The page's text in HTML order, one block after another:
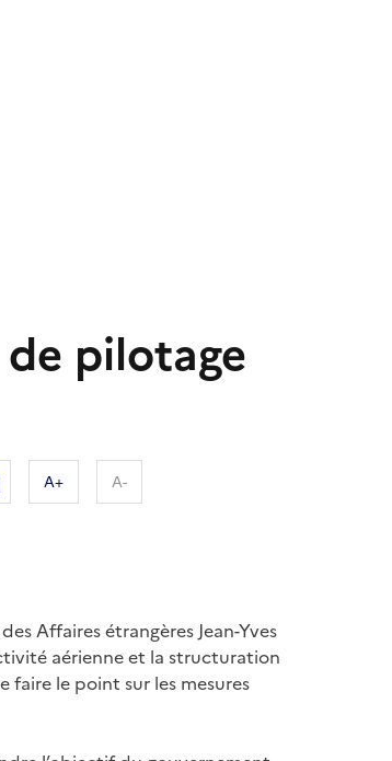
pilotage
A+ A-
Affaires étrangères Jean-Yves
aérienne et la structuration
le point sur les mesures